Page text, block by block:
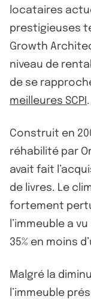
locataires
prestigieuses
Growth
niveau de
de se
meilleures SCPI .
Construit en
réhabilité par
avait fait
de livres. Le
fortement
l’immeuble a
35% en moins
Malgré la
l’immeuble